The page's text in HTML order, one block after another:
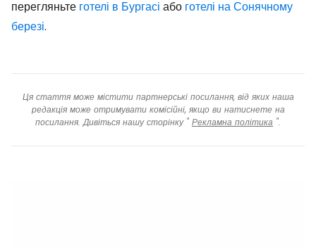
перегляньте готелі в Бургасі або готелі на Сонячному
березі.
Ця стаття може містити партнерські посилання, від яких наша
редакція може отримувати комісійні, якщо ви натиснете на
посилання. Дивіться нашу сторінку " Рекламна політика ".